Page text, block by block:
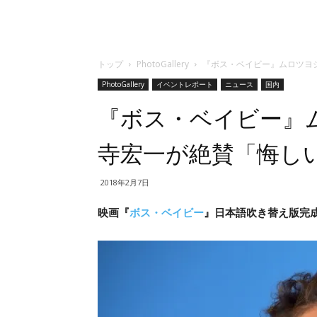
トップ PhotoGallery 『ボス・ベイビー』ムロツ
PhotoGallery イベントレポート ニュース 国内
『ボス・ベイビー
寺宏一が絶賛「悔し
2018年2月7日
映画『ボス・ベイビー 』日本語吹き替え版完